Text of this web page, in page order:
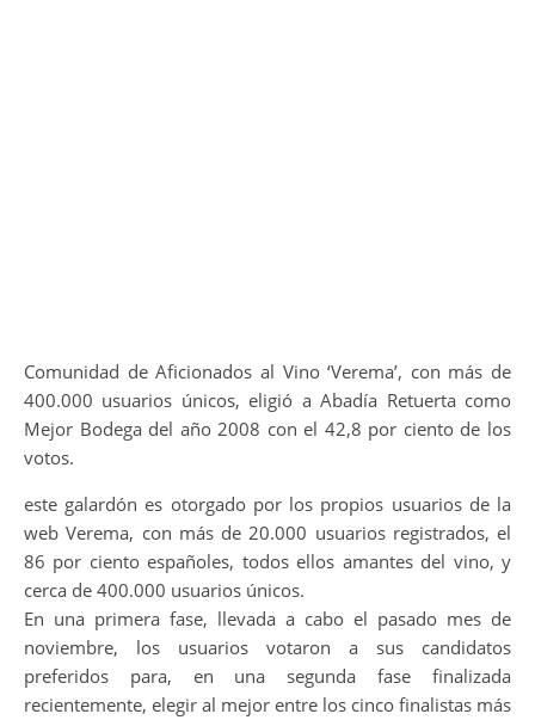
Comunidad de Aficionados al Vino ‘Verema’, con más de
400.000 usuarios únicos, eligió a Abadía Retuerta como
Mejor Bodega del año 2008 con el 42,8 por ciento de los
votos.
este galardón es otorgado por los propios usuarios de la
web Verema, con más de 20.000 usuarios registrados, el
86 por ciento españoles, todos ellos amantes del vino, y
cerca de 400.000 usuarios únicos.
En una primera fase, llevada a cabo el pasado mes de
noviembre, los usuarios votaron a sus candidatos
preferidos para, en una segunda fase finalizada
recientemente, elegir al mejor entre los cinco finalistas más